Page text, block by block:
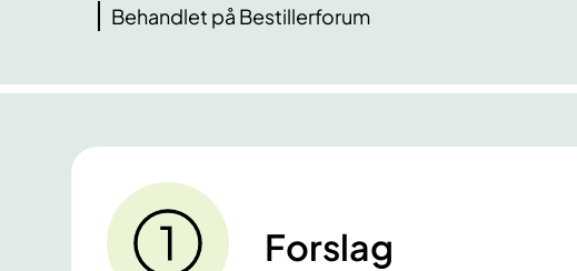
Behandlet på Bestillerforum
Forslag